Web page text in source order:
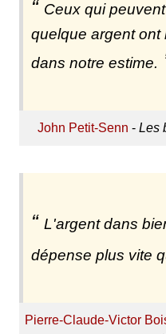
Ceux qui
quelque argent ont
dans notre estime.
John Petit-Senn -Les
L'argent dans
dépense plus vite
Pierre-Claude-Victor